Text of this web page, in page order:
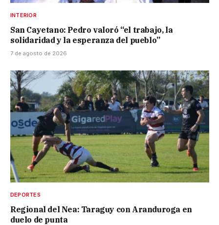
INTERIOR
San Cayetano: Pedro valoró “el trabajo, la
solidaridad y la esperanza del pueblo”
7 de agosto de 2026
DEPORTES
Regional del Nea: Taraguy con Aranduroga en
duelo de punta